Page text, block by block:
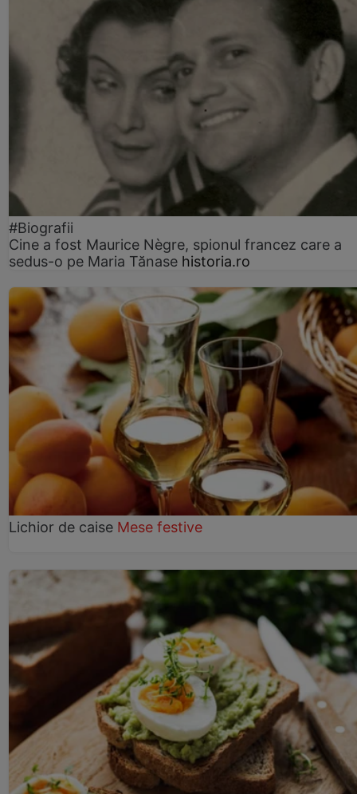
#Biografii
Cine a fost Maurice Nègre, spionul francez care a
sedus-o pe Maria Tănase historia.ro
Lichior de caise Mese festive